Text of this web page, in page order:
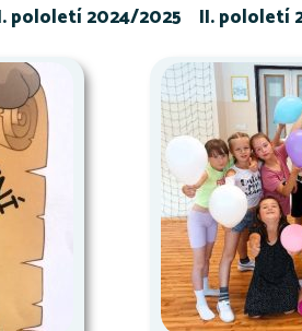
pololetí 2024/2025 II. pololetí